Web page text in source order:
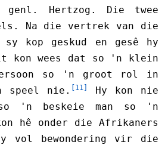
genl. Hertzog. Die twee
Na die vertrek van die
sy kop geskud en gesê hy
kon wees dat so 'n klein
so 'n groot rol in
speel nie.
[11]
Hy kon nie
'n beskeie man so 'n
hê onder die Afrikaners
vol bewondering vir die